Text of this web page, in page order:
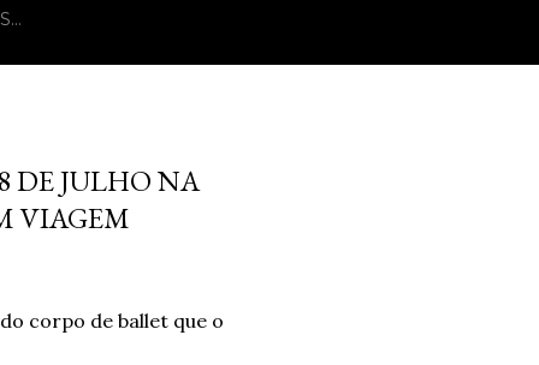
DE JULHO NA
VIAGEM
corpo de ballet que o